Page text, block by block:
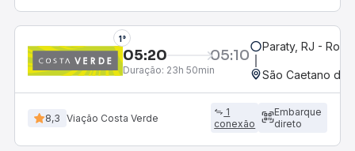
1°
05:20 05:10
Duração: 23h 50min
Paraty, RJ -
São Caetano do
8,3 Viação Costa Verde
1
conexão
Embarque
direto